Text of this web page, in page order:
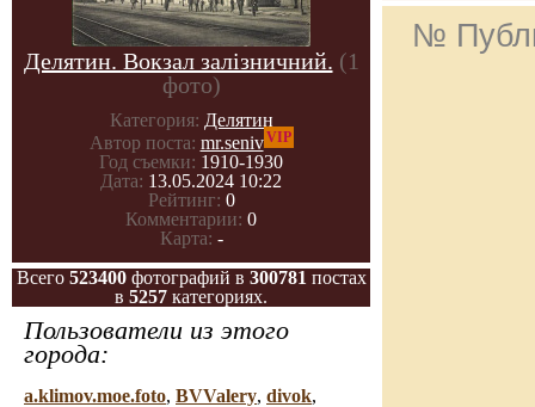
Делятин. Вокзал залізничний. (1
фото)
Категория: Делятин
Автор поста: mr.senivVIP
Год съемки: 1910-1930
Дата: 13.05.2024 10:22
Рейтинг: 0
Комментарии: 0
Карта: -
Всего 523400фотографий в 300781 постах
в 5257 категориях.
Пользователи из этого
города:
a.klimov.moe.foto, BVValery, divok,
№